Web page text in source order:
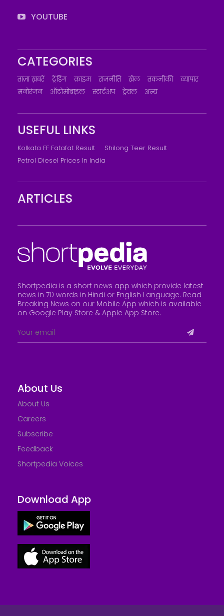
YOUTUBE
CATEGORIES
ताज़ा ख़बरें ट्रेंडिंग क्राइम राजनीति खेल तकनीकी
व्यापार
मनोरंजन
ऑटोमोबाइल स्टार्टअप ट्रेवल अन्य
USEFUL LINKS
Kolkata FF Fatafat Result
Shilong Teer Result
Petrol Diesel Prices In India
ARTICLES
Shortpedia is a short news app which provide latest
news in 70 words in Hindi or English Language. Read
Breaking News on our Mobile App which is available
on Google Play Store & Apple App Store.
About Us
About Us
Careers
Subscribe
Feedback
Shortpedia Voices
Download App